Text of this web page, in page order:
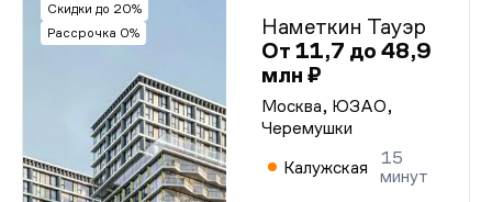
Скидки до 20%
Рассрочка 0%
Наметкин Тауэр
От 11,7 до 48,9
млн ₽
Москва, ЮЗАО,
Черемушки
Калужская
15
минут